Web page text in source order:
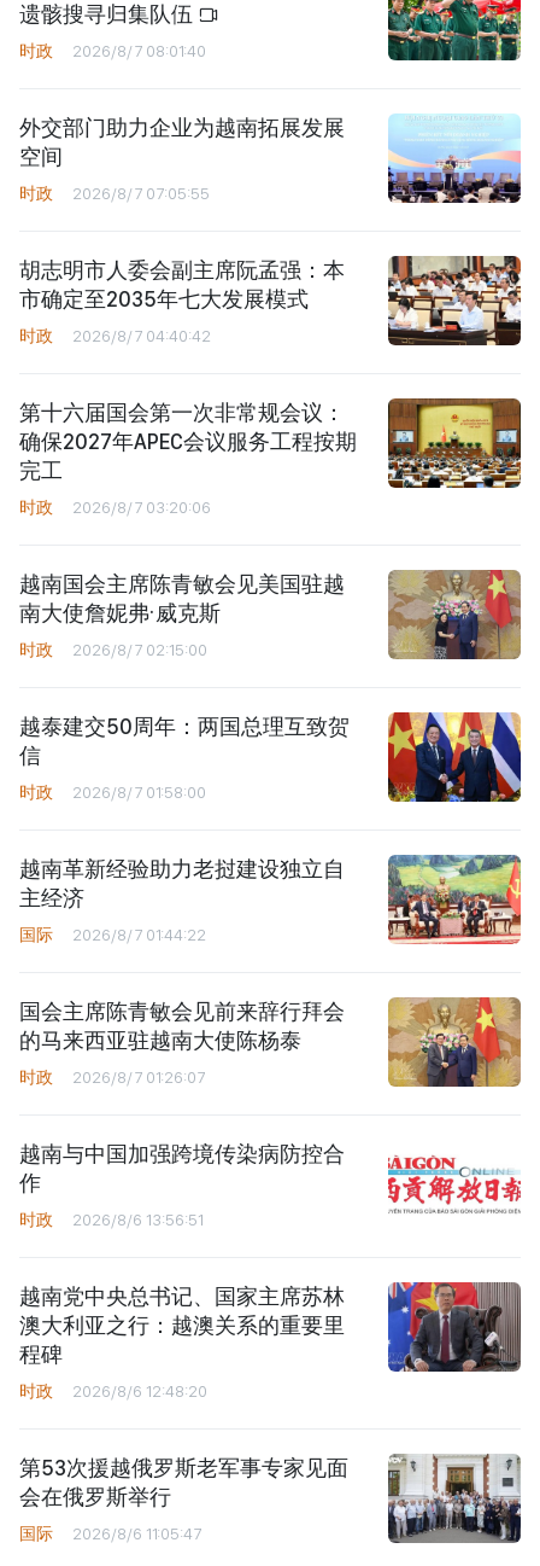
遗骸搜寻归集队伍
时政 2026/8/7 08:01:40
外交部门助力企业为越南拓展发展
空间
时政 2026/8/7 07:05:55
胡志明市人委会副主席阮孟强：本
市确定至2035年七大发展模式
时政 2026/8/7 04:40:42
第十六届国会第一次非常规会议：
确保2027年APEC会议服务工程按期
完工
时政 2026/8/7 03:20:06
越南国会主席陈青敏会见美国驻越
南大使詹妮弗·威克斯
时政 2026/8/7 02:15:00
越泰建交50周年：两国总理互致贺
信
时政 2026/8/7 01:58:00
越南革新经验助力老挝建设独立自
主经济
国际 2026/8/7 01:44:22
国会主席陈青敏会见前来辞行拜会
的马来西亚驻越南大使陈杨泰
时政 2026/8/7 01:26:07
越南与中国加强跨境传染病防控合
作
时政 2026/8/6 13:56:51
越南党中央总书记、国家主席苏林
澳大利亚之行：越澳关系的重要里
程碑
时政 2026/8/6 12:48:20
第53次援越俄罗斯老军事专家见面
会在俄罗斯举行
国际 2026/8/6 11:05:47